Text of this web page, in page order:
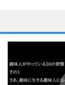
1